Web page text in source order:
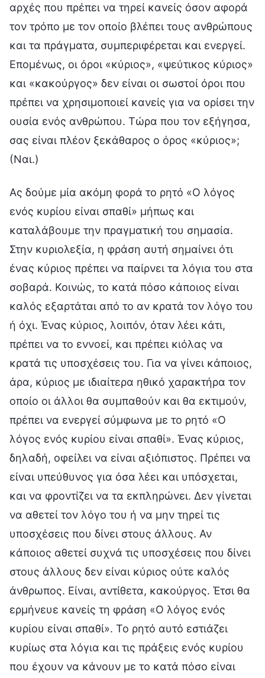
αρχές που πρέπει να τηρεί κανείς όσον αφορά
τον τρόπο με τον οποίο βλέπει τους ανθρώπους
και τα πράγματα, συμπεριφέρεται και ενεργεί.
Επομένως, οι όροι «κύριος», «ψεύτικος κύριος»
και «κακούργος» δεν είναι οι σωστοί όροι που
πρέπει να χρησιμοποιεί κανείς για να ορίσει την
ουσία ενός ανθρώπου. Τώρα που τον εξήγησα,
σας είναι πλέον ξεκάθαρος ο όρος «κύριος»;
(Ναι.)
Ας δούμε μία ακόμη φορά το ρητό «Ο λόγος
ενός κυρίου είναι σπαθί» μήπως και
καταλάβουμε την πραγματική του σημασία.
Στην κυριολεξία, η φράση αυτή σημαίνει ότι
ένας κύριος πρέπει να παίρνει τα λόγια του στα
σοβαρά. Κοινώς, το κατά πόσο κάποιος είναι
καλός εξαρτάται από το αν κρατά τον λόγο του
ή όχι. Ένας κύριος, λοιπόν, όταν λέει κάτι,
πρέπει να το εννοεί, και πρέπει κιόλας να
κρατά τις υποσχέσεις του. Για να γίνει κάποιος,
άρα, κύριος με ιδιαίτερα ηθικό χαρακτήρα τον
οποίο οι άλλοι θα συμπαθούν και θα εκτιμούν,
πρέπει να ενεργεί σύμφωνα με το ρητό «Ο
λόγος ενός κυρίου είναι σπαθί». Ένας κύριος,
δηλαδή, οφείλει να είναι αξιόπιστος. Πρέπει να
είναι υπεύθυνος για όσα λέει και υπόσχεται,
και να φροντίζει να τα εκπληρώνει. Δεν γίνεται
να αθετεί τον λόγο του ή να μην τηρεί τις
υποσχέσεις που δίνει στους άλλους. Αν
κάποιος αθετεί συχνά τις υποσχέσεις που δίνει
στους άλλους δεν είναι κύριος ούτε καλός
άνθρωπος. Είναι, αντίθετα, κακούργος. Έτσι θα
ερμήνευε κανείς τη φράση «Ο λόγος ενός
κυρίου είναι σπαθί». Το ρητό αυτό εστιάζει
κυρίως στα λόγια και τις πράξεις ενός κυρίου
που έχουν να κάνουν με το κατά πόσο είναι